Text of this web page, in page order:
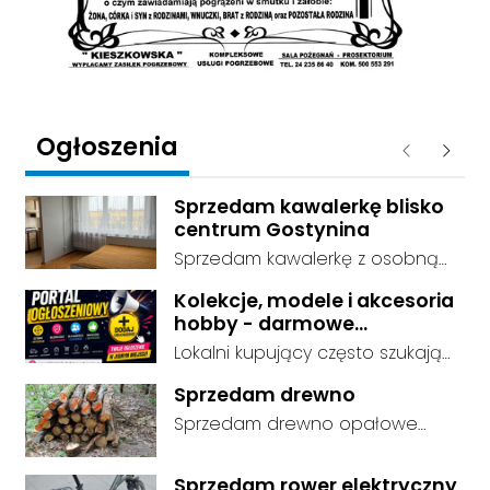
Ogłoszenia Poprzednie
Sprzedam kawalerkę blisko
centrum Gostynina
Sprzedam kawalerkę z osobną
Stan dobry - do zamieszkania, 3
piętro. Standard wykończenia -
dobry. cena do negocjacji.
Kolekcje, modele i akcesoria
hobby - darmowe
ogłoszenia, dodaj swoje za
Lokalni kupujący często szukają
w domu. Kategorie są czytelnie
podzielone, dzięki czemu osoby
kolekcjonerskich trafiają prosto
Sprzedam drewno
Sprzedam drewno opałowe
palenia transport w własnym